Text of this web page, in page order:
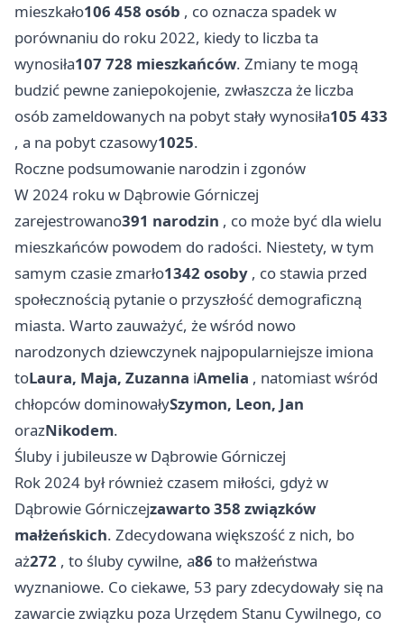
mieszkało106 458 osób , co oznacza spadek w
porównaniu do roku 2022, kiedy to liczba ta
wynosiła107 728 mieszkańców. Zmiany te mogą
budzić pewne zaniepokojenie, zwłaszcza że liczba
osób zameldowanych na pobyt stały wynosiła105 433
, a na pobyt czasowy1025.
Roczne podsumowanie narodzin i zgonów
W 2024 roku w Dąbrowie Górniczej
zarejestrowano391 narodzin , co może być dla wielu
mieszkańców powodem do radości. Niestety, w tym
samym czasie zmarło1342 osoby , co stawia przed
społecznością pytanie o przyszłość demograficzną
miasta. Warto zauważyć, że wśród nowo
narodzonych dziewczynek najpopularniejsze imiona
toLaura, Maja, Zuzanna iAmelia , natomiast wśród
chłopców dominowałySzymon, Leon, Jan
orazNikodem.
Śluby i jubileusze w Dąbrowie Górniczej
Rok 2024 był również czasem miłości, gdyż w
Dąbrowie Górniczejzawarto 358 związków
małżeńskich. Zdecydowana większość z nich, bo
aż272 , to śluby cywilne, a86 to małżeństwa
wyznaniowe. Co ciekawe, 53 pary zdecydowały się na
zawarcie związku poza Urzędem Stanu Cywilnego, co